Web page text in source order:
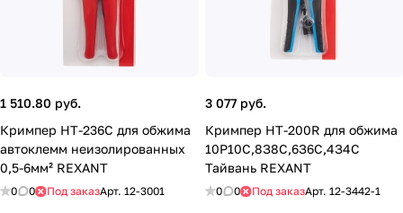
1 510.80 руб.
Кримпер HT-236C для обжима
автоклемм неизолированных
0,5-6мм² REXANT
0 0 Под заказАрт. 12-3001
3 077 руб.
Кримпер HT-200R для обжима
10Р10С,8З8С,6З6С,4З4С
Тайвань REXANT
0 0 Под заказАрт. 12-3442-1